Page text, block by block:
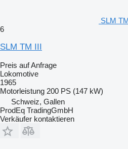
SLM
6
SLM TM III
Preis auf Anfrage
Lokomotive
1965
Motorleistung 200 PS (147 kW)
Schweiz, Gallen
ProdEq TradingGmbH
Verkäufer kontaktieren